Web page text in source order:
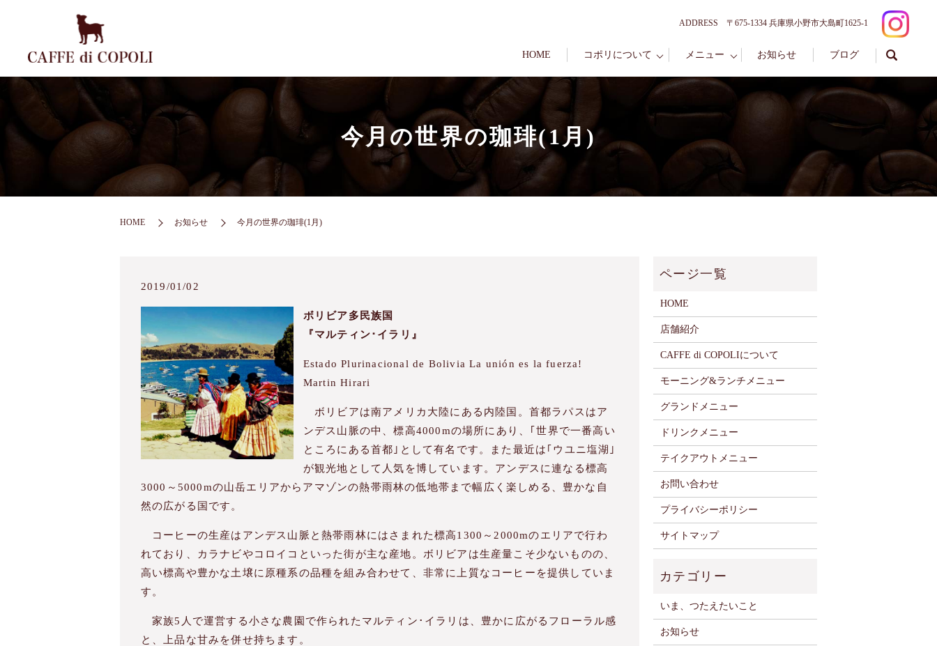
ADDRESS 〒675-1334 兵庫県小野市大島町1625-1
HOME コポリについて メニュー お知らせ ブログ
今月の世界の珈琲(1月)
HOME お知らせ 今月の世界の珈琲(1月)
2019/01/02
ボリビア多民族国
『マルティン･イラリ』
Estado Plurinacional de Bolivia La unión es la fuerza!
Martin Hirari
ボリビアは南アメリカ大陸にある内陸国。首都ラパスはア
ンデス山脈の中、標高4000mの場所にあり、｢世界で一番高い
ところにある首都｣として有名です。また最近は｢ウユニ塩湖｣
が観光地として人気を博しています。アンデスに連なる標高
3000～5000mの山岳エリアからアマゾンの熱帯雨林の低地帯まで幅広く楽しめる、豊かな自
然の広がる国です。
コーヒーの生産はアンデス山脈と熱帯雨林にはさまれた標高1300～2000mのエリアで行わ
れており、カラナビやコロイコといった街が主な産地。ボリビアは生産量こそ少ないものの、
高い標高や豊かな土壌に原種系の品種を組み合わせて、非常に上質なコーヒーを提供していま
す。
家族5人で運営する小さな農園で作られたマルティン･イラリは、豊かに広がるフローラル感
と、上品な甘みを併せ持ちます。
HOME
店舗紹介
CAFFE di COPOLIについて
モーニング&ランチメニュー
グランドメニュー
ドリンクメニュー
テイクアウトメニュー
お問い合わせ
プライバシーポリシー
サイトマップ
いま、つたえたいこと
お知らせ